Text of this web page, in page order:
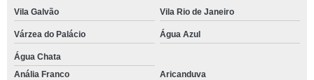
Vila Galvão Vila Rio de Janeiro
Várzea do Palácio Água Azul
Água Chata
Anália Franco
Aricanduva